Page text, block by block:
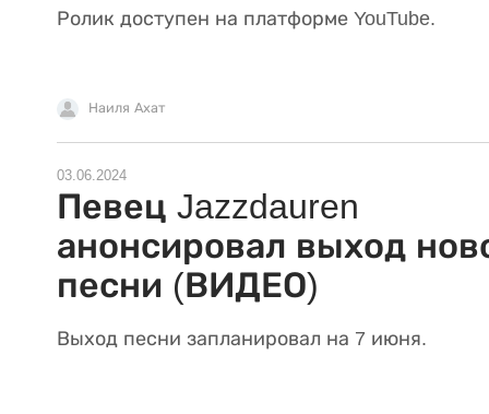
Ролик доступен на платформе YouTube.
Наиля Ахат
03.06.2024
Певец Jazzdauren
анонсировал выход
песни (ВИДЕО)
Выход песни запланировал на 7 июня.